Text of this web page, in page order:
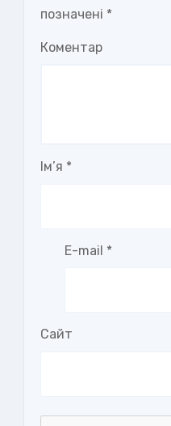
позначені *
Коментар
Ім’я *
E-mail *
Сайт